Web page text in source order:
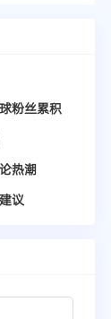
粉丝累积
热潮
议